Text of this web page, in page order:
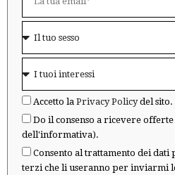
Accetto la Privacy Policydel sito.
Do il consenso a ricevere
dell'informativa).
Consento al trattamento dei dati
terzi che li useranno per inviarmi